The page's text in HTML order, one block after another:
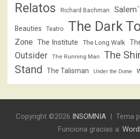
Relatos Richard Bachman
Beauties Teatro The Dark
Zone The Institute The Long Walk
Outsider
The Running Man The
Stand
The Talisman Under the Dome
Copyright ©2026 INSOMNIA Tema
Funciona gracias a: